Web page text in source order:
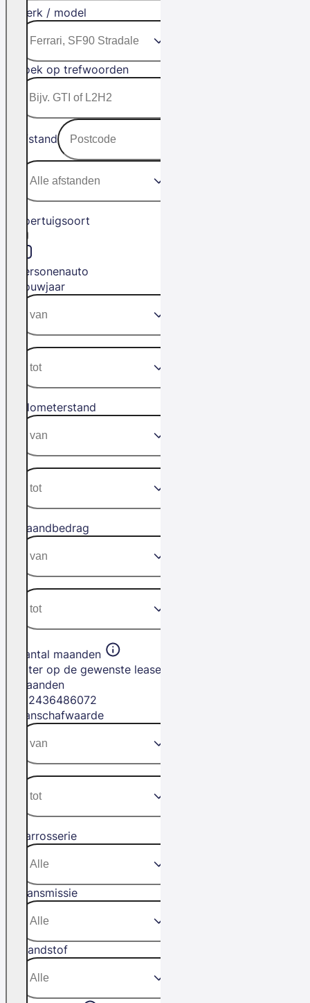
Merk / model
Zoek op trefwoorden
Afstand
Voertuigsoort
Personenauto
Bouwjaar
Kilometerstand
Maandbedrag
Aantal maanden
Filter op de gewenste leasetermijn in
maanden
2436486072
Aanschafwaarde
Carrosserie
Transmissie
Brandstof